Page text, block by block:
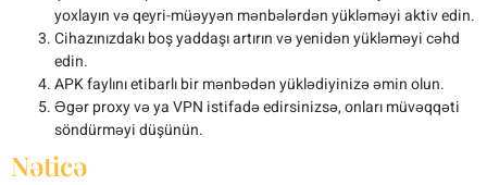
yoxlayın və qeyri-müəyyən mənbələrdən yükləməyi aktiv edin.
Cihazınızdakı boş yaddaşı artırın və yenidən yükləməyi cəhd
edin.
APK faylını etibarlı bir mənbədən yüklədiyinizə əmin olun.
Əgər proxy və ya VPN istifadə edirsinizsə, onları müvəqqəti
söndürməyi düşünün.
Nəticə